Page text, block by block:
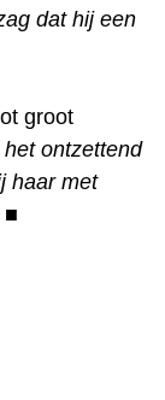
dat hij een
groot
ontzettend
haar met
■